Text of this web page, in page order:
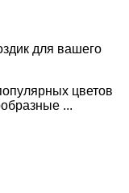
для вашего
цветов
...